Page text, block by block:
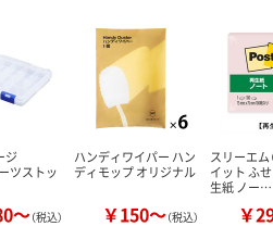
ジ
ツストッ
～（税込）
ハンディワイパー ハン
ディモップ オリジナル
￥150～（税込）
スリーエム
イット ふ
生紙 ノー…
￥